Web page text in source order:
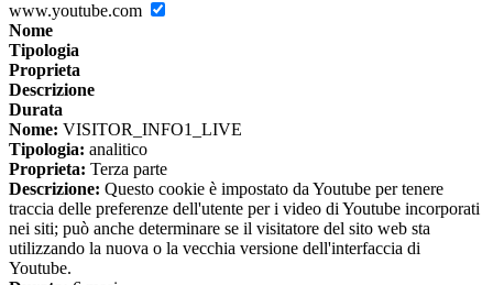
www.youtube.com
Nome
Tipologia
Proprieta
Descrizione
Durata
Nome: VISITOR_INFO1_LIVE
Tipologia: analitico
Proprieta: Terza parte
Descrizione: Questo cookie è impostato da Youtube per tenere
traccia delle preferenze dell'utente per i video di Youtube incorporati
nei siti; può anche determinare se il visitatore del sito web sta
utilizzando la nuova o la vecchia versione dell'interfaccia di
Youtube.